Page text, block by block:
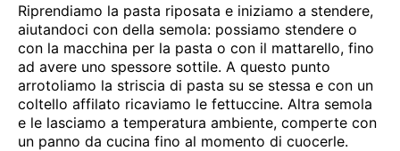
Riprendiamo la pasta riposata e iniziamo a stendere,
aiutandoci con della semola: possiamo stendere o
con la macchina per la pasta o con il mattarello, fino
ad avere uno spessore sottile. A questo punto
arrotoliamo la striscia di pasta su se stessa e con un
coltello affilato ricaviamo le fettuccine. Altra semola
e le lasciamo a temperatura ambiente, comperte con
un panno da cucina fino al momento di cuocerle.